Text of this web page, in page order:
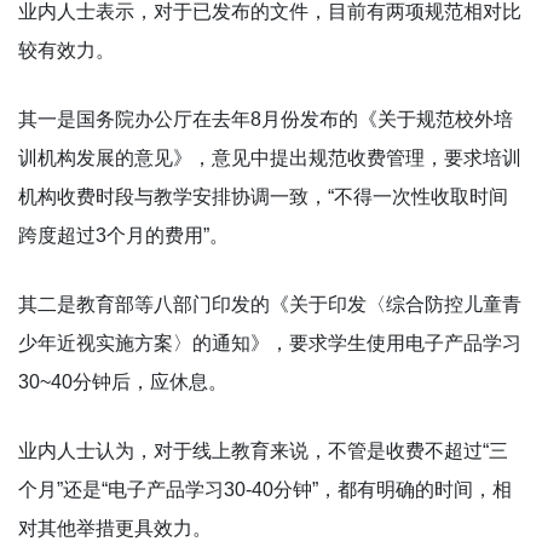
业内人士表示，对于已发布的文件，目前有两项规范相对比
较有效力。
其一是国务院办公厅在去年8月份发布的《关于规范校外培
训机构发展的意见》，意见中提出规范收费管理，要求培训
机构收费时段与教学安排协调一致，“不得一次性收取时间
跨度超过3个月的费用”。
其二是教育部等八部门印发的《关于印发〈综合防控儿童青
少年近视实施方案〉的通知》，要求学生使用电子产品学习
30~40分钟后，应休息。
业内人士认为，对于线上教育来说，不管是收费不超过“三
个月”还是“电子产品学习30-40分钟”，都有明确的时间，相
对其他举措更具效力。